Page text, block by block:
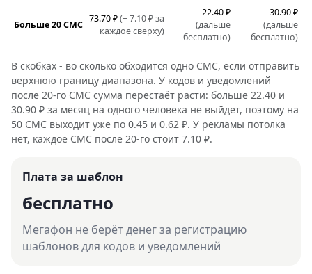
Больше 20 СМС
73.70 ₽(+ 7.10 ₽ за
каждое сверху)
22.40 ₽
(дальше
бесплатно)
30.90 ₽
(дальше
бесплатно)
В скобках - во сколько обходится одно СМС, если отправить
верхнюю границу диапазона. У кодов и уведомлений
после 20-го СМС сумма перестаёт расти: больше 22.40 и
30.90 ₽ за месяц на одного человека не выйдет, поэтому на
50 СМС выходит уже по 0.45 и 0.62 ₽. У рекламы потолка
нет, каждое СМС после 20-го стоит 7.10 ₽.
Плата за шаблон
бесплатно
Мегафон не берёт денег за регистрацию
шаблонов для кодов и уведомлений